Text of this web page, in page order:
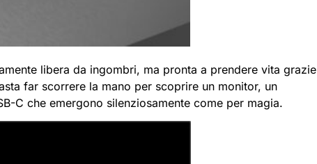
libera da ingombri, ma pronta a prendere vita grazie
far scorrere la mano per scoprire un monitor, un
C che emergono silenziosamente come per magia.